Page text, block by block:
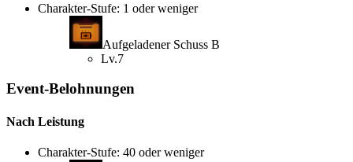
Charakter-Stufe: 1 oder weniger
Aufgeladener Schuss B
Lv.7
Event-Belohnungen
Nach Leistung
Charakter-Stufe: 40 oder weniger